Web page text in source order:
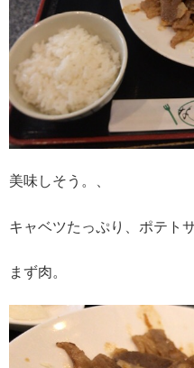
美味しそう。、
キャベツたっぷり、ポテト
まず肉。